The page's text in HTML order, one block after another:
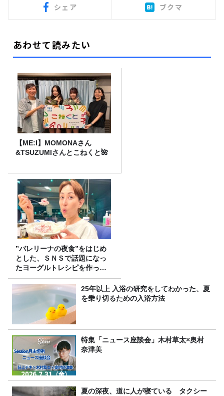
シェア ブクマ
あわせて読みたい
【ME:I】MOMONAさん
&TSUZUMIさんとこねくと🌺
”バレリーナの夜食”をはじめ
とした、ＳＮＳで話題になっ
たヨーグルトレシピを作って
みた！
25年以上 入浴の研究をしてわかった、夏
を乗り切るための入浴方法
特集「ニュース座談会」木村草太×奥村
奈津美
夏の深夜、道に人が寝ている タクシー